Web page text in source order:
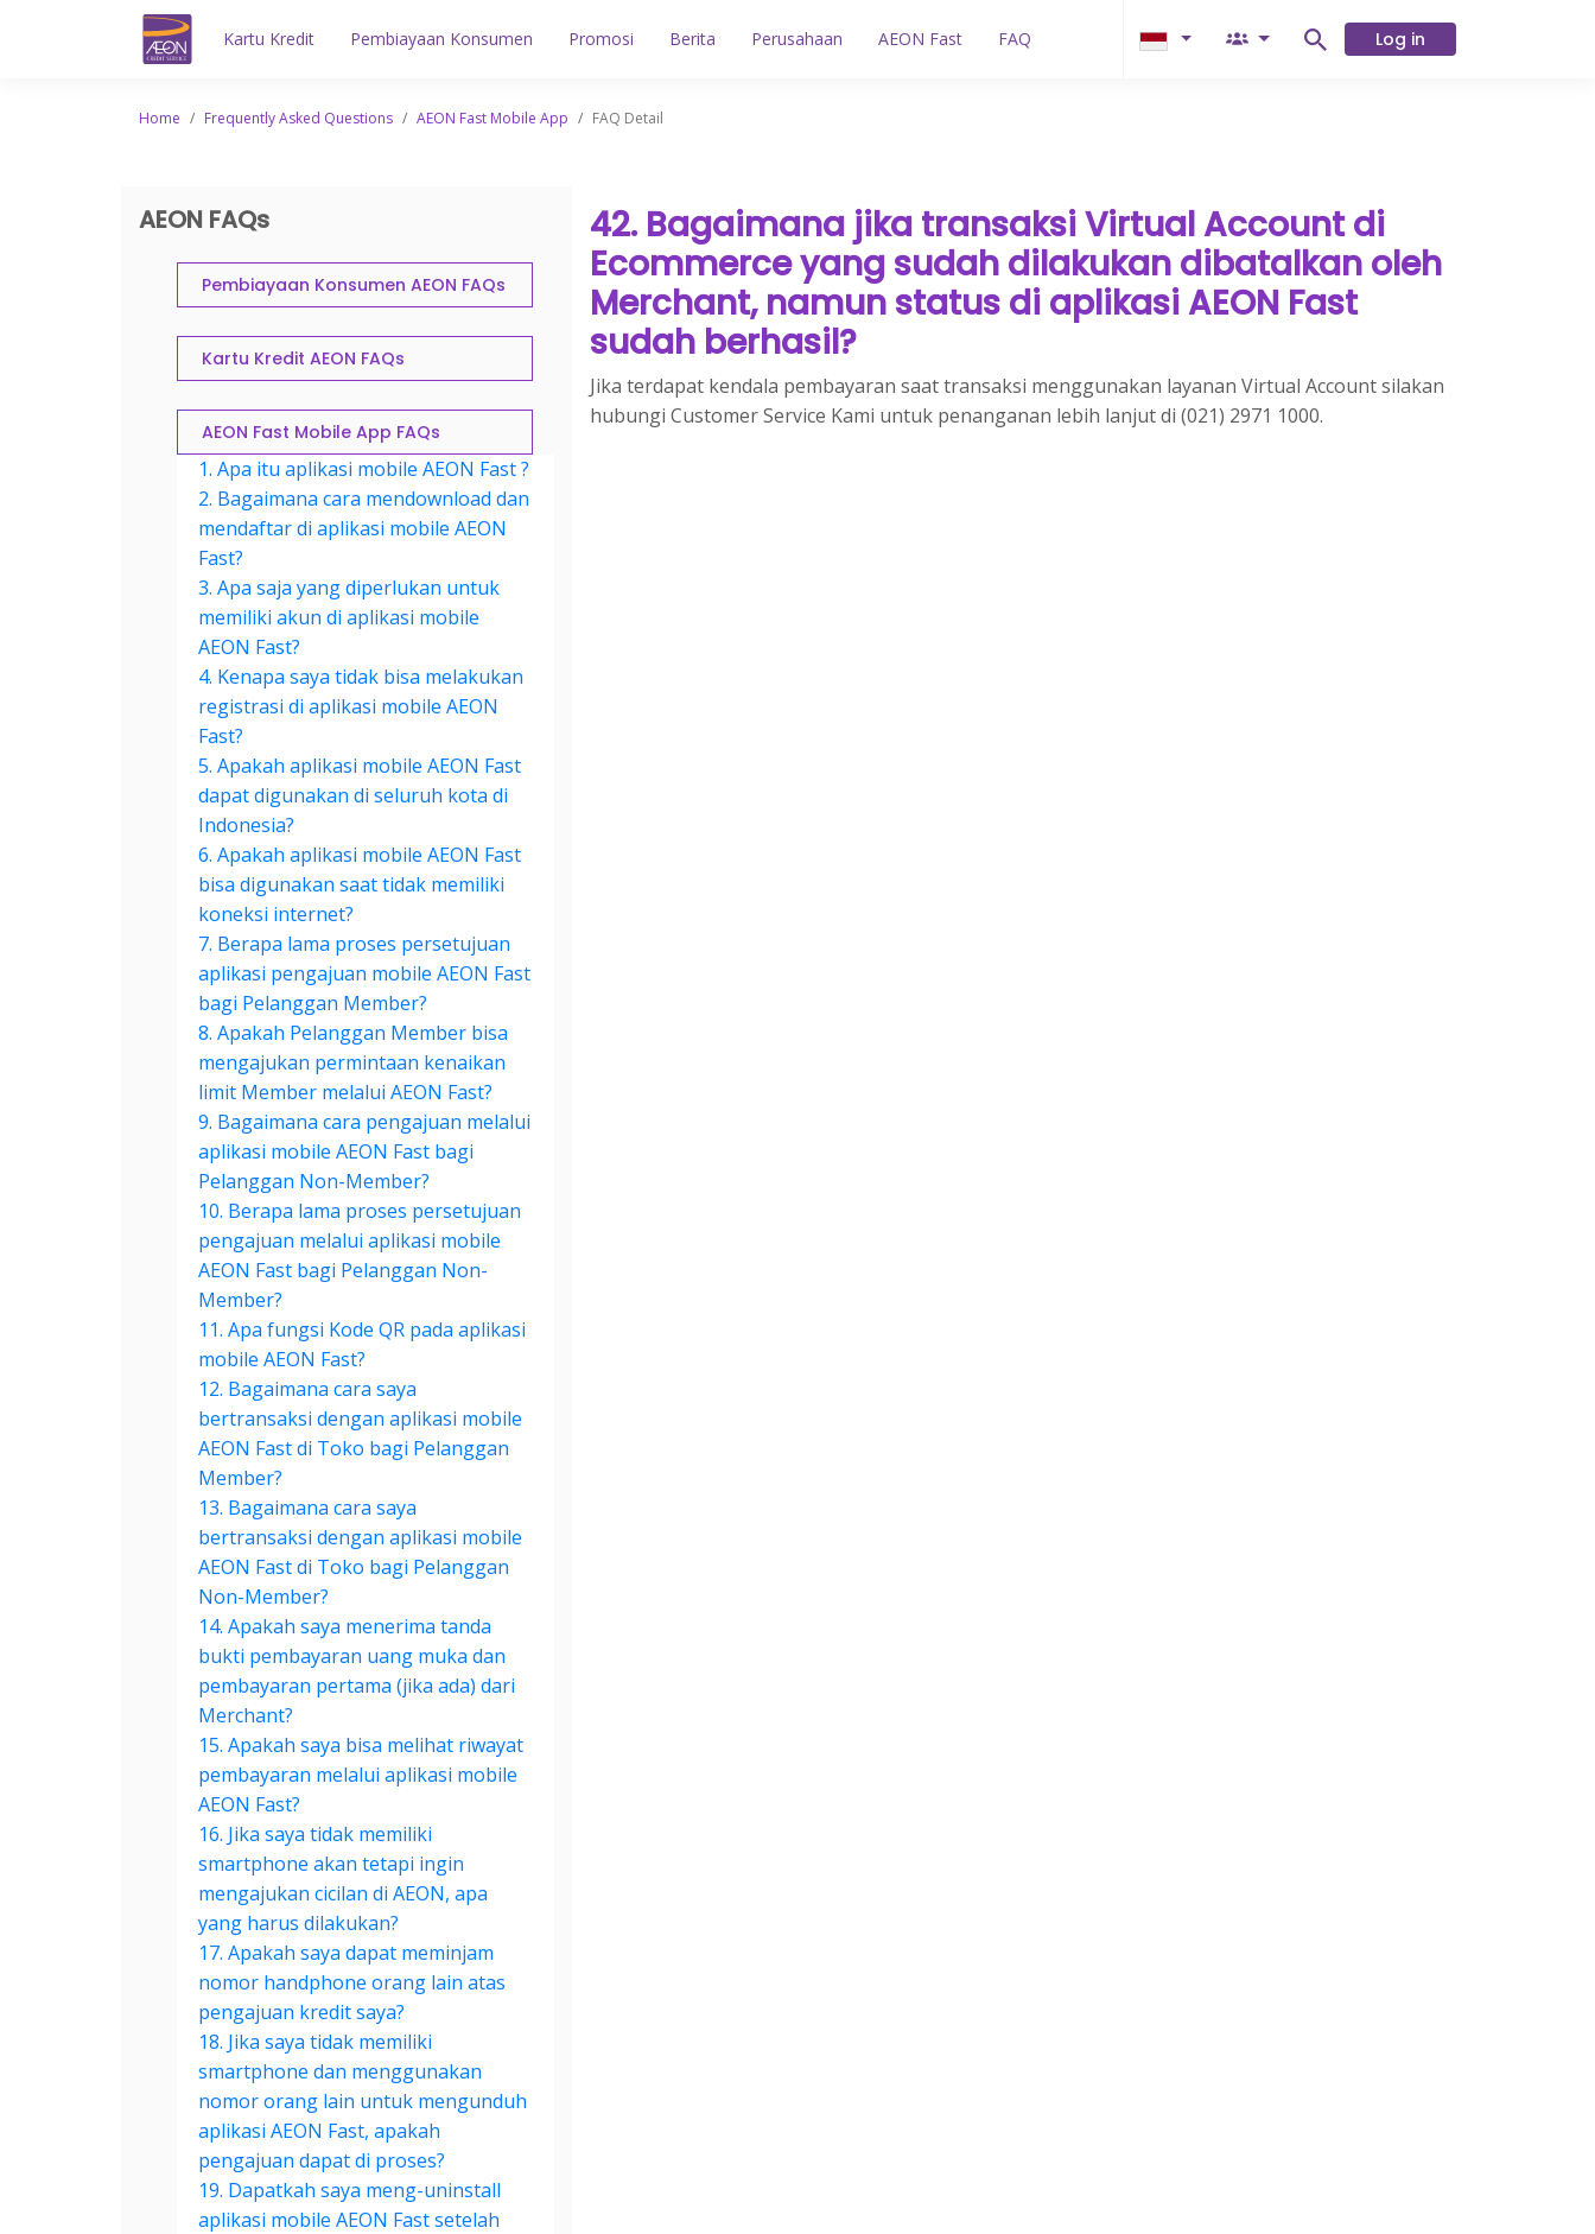
Kartu Kredit Pembiayaan Konsumen Promosi Berita Perusahaan AEON Fast FAQ Log in
Home / Frequently Asked Questions / AEON Fast Mobile App / FAQ Detail
AEON FAQs
Pembiayaan Konsumen AEON FAQs
Kartu Kredit AEON FAQs
AEON Fast Mobile App FAQs
1. Apa itu aplikasi mobile AEON Fast ?
2. Bagaimana cara mendownload dan
mendaftar di aplikasi mobile AEON
Fast?
3. Apa saja yang diperlukan untuk
memiliki akun di aplikasi mobile
AEON Fast?
4. Kenapa saya tidak bisa melakukan
registrasi di aplikasi mobile AEON
Fast?
5. Apakah aplikasi mobile AEON Fast
dapat digunakan di seluruh kota di
Indonesia?
6. Apakah aplikasi mobile AEON Fast
bisa digunakan saat tidak memiliki
koneksi internet?
7. Berapa lama proses persetujuan
aplikasi pengajuan mobile AEON Fast
bagi Pelanggan Member?
8. Apakah Pelanggan Member bisa
mengajukan permintaan kenaikan
limit Member melalui AEON Fast?
9. Bagaimana cara pengajuan melalui
aplikasi mobile AEON Fast bagi
Pelanggan Non-Member?
10. Berapa lama proses persetujuan
pengajuan melalui aplikasi mobile
AEON Fast bagi Pelanggan Non-
Member?
11. Apa fungsi Kode QR pada aplikasi
mobile AEON Fast?
12. Bagaimana cara saya
bertransaksi dengan aplikasi mobile
AEON Fast di Toko bagi Pelanggan
Member?
13. Bagaimana cara saya
bertransaksi dengan aplikasi mobile
AEON Fast di Toko bagi Pelanggan
Non-Member?
14. Apakah saya menerima tanda
bukti pembayaran uang muka dan
pembayaran pertama (jika ada) dari
Merchant?
15. Apakah saya bisa melihat riwayat
pembayaran melalui aplikasi mobile
AEON Fast?
16. Jika saya tidak memiliki
smartphone akan tetapi ingin
mengajukan cicilan di AEON, apa
yang harus dilakukan?
17. Apakah saya dapat meminjam
nomor handphone orang lain atas
pengajuan kredit saya?
18. Jika saya tidak memiliki
smartphone dan menggunakan
nomor orang lain untuk mengunduh
aplikasi AEON Fast, apakah
pengajuan dapat di proses?
19. Dapatkah saya meng-uninstall
aplikasi mobile AEON Fast setelah
42. Bagaimana jika transaksi Virtual Account di
Ecommerce yang sudah dilakukan dibatalkan oleh
Merchant, namun status di aplikasi AEON Fast
sudah berhasil?
Jika terdapat kendala pembayaran saat transaksi menggunakan layanan Virtual Account silakan
hubungi Customer Service Kami untuk penanganan lebih lanjut di (021) 2971 1000.